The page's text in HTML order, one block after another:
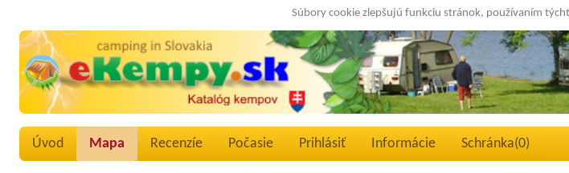
Súbory cookie zlepšujú funkciu stránok, používaním
Úvod Mapa Recenzíe Počasie Prihlásiť Informácie Schránka(0)